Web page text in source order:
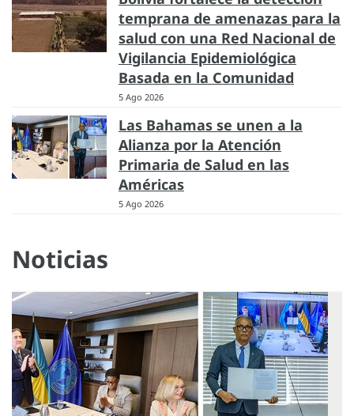
temprana de amenazas para la
salud con una Red Nacional de
Vigilancia Epidemiológica
Basada en la Comunidad
5 Ago 2026
Las Bahamas se unen a la
Alianza por la Atención
Primaria de Salud en las
Américas
5 Ago 2026
Noticias